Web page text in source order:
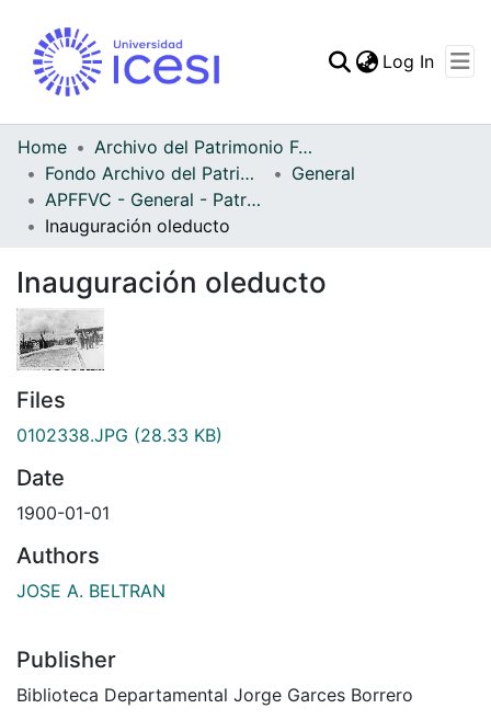
Statistics
Log In
Home
Archivo del Patrimonio Fotográfico y Fílmico del Valle del Cauca
Fondo Archivo del Patrimonio Fotográfico y Fílmico del Valle del Cauca
General
APFFVC - General - Patrimonial
Inauguración oleducto
Inauguración oleducto
Files
0102338.JPG (28.33 KB)
Date
1900-01-01
Authors
JOSE A. BELTRAN
Publisher
Biblioteca Departamental Jorge Garces Borrero